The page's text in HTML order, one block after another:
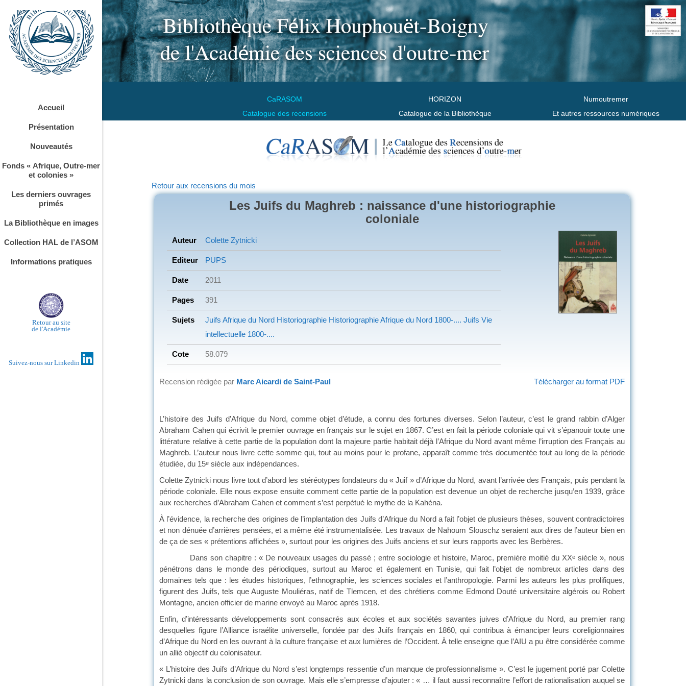
CaRASOM
Catalogue des recensions
HORIZON
Catalogue de la Bibliothèque
Numoutremer
Et autres ressources numériques
Accueil
Présentation
Nouveautés
Fonds « Afrique, Outre-mer
et colonies »
Les derniers ouvrages
primés
La Bibliothèque en images
Collection HAL de l’ASOM
Informations pratiques
Retour au site
de l'Académie
Suivez-nous sur Linkedin
Retour aux recensions du mois
Les Juifs du Maghreb : naissance d'une historiographie
coloniale
Auteur Colette Zytnicki
Editeur PUPS
Date 2011
Pages 391
Sujets Juifs Afrique du Nord Historiographie HistoriographieAfrique du Nord 1800-.... Juifs Vie
intellectuelle 1800-....
Cote 58.079
Télécharger au format PDF
Recension rédigée par Marc Aicardi de Saint-Paul
L’histoire des Juifs d’Afrique du Nord, comme objet d’étude, a connu des fortunes diverses. Selon l’auteur, c’est le grand rabbin d’Alger
Abraham Cahen qui écrivit le premier ouvrage en français sur le sujet en 1867. C’est en fait la période coloniale qui vit s’épanouir toute une
littérature relative à cette partie de la population dont la majeure partie habitait déjà l’Afrique du Nord avant même l’irruption des Français au
Maghreb. L’auteur nous livre cette somme qui, tout au moins pour le profane, apparaît comme très documentée tout au long de la période
étudiée, du 15e siècle aux indépendances.
Colette Zytnicki nous livre tout d’abord les stéréotypes fondateurs du « Juif » d’Afrique du Nord, avant l’arrivée des Français, puis pendant la
période coloniale. Elle nous expose ensuite comment cette partie de la population est devenue un objet de recherche jusqu’en 1939, grâce
aux recherches d’Abraham Cahen et comment s’est perpétué le mythe de la Kahéna.
À l’évidence, la recherche des origines de l’implantation des Juifs d’Afrique du Nord a fait l’objet de plusieurs thèses, souvent contradictoires
et non dénuée d’arrières pensées, et a même été instrumentalisée. Les travaux de Nahoum Slouschz seraient aux dires de l’auteur bien en
de ça de ses « prétentions affichées », surtout pour les origines des Juifs anciens et sur leurs rapports avec les Berbères.
Dans son chapitre : « De nouveaux usages du passé ; entre sociologie et histoire, Maroc, première moitié du XXe siècle », nous
pénétrons dans le monde des périodiques, surtout au Maroc et également en Tunisie, qui fait l’objet de nombreux articles dans des
domaines tels que : les études historiques, l’ethnographie, les sciences sociales et l’anthropologie. Parmi les auteurs les plus prolifiques,
figurent des Juifs, tels que Auguste Mouliéras, natif de Tlemcen, et des chrétiens comme Edmond Douté universitaire algérois ou Robert
Montagne, ancien officier de marine envoyé au Maroc après 1918.
Enfin, d’intéressants développements sont consacrés aux écoles et aux sociétés savantes juives d’Afrique du Nord, au premier rang
desquelles figure l’Alliance israélite universelle, fondée par des Juifs français en 1860, qui contribua à émanciper leurs coreligionnaires
d’Afrique du Nord en les ouvrant à la culture française et aux lumières de l’Occident. À telle enseigne que l’AIU a pu être considérée comme
un allié objectif du colonisateur.
« L’histoire des Juifs d’Afrique du Nord s’est longtemps ressentie d’un manque de professionnalisme ». C’est le jugement porté par Colette
Zytnicki dans la conclusion de son ouvrage. Mais elle s’empresse d’ajouter : « … il faut aussi reconnaître l’effort de rationalisation auquel se